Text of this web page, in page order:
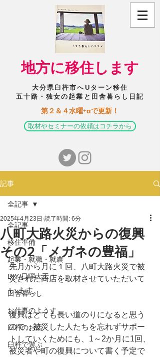
​地方に移住します
大分県臼杵市へUターン移住
五十路・独女の起業と田舎暮らし日記
​第２＆４水曜+αで更新！
取材やセミナーの依頼はコチラから
記事
全記事
移住準備
起業・就職・就農
DIY/日曜大工
田舎暮らし
お仕事のようす
臼杵のお店
臼杵で遊ぶ
全記事
八町大路火災からの復興
その2「メガネの豊福」
2025年4月23日 読了時間: 6分
先月から月に１回、八町大路火災で被
災された商店を取材させていただいて
います。
復興はとても長い道のりになると思う
ので、被災した人たちを忘れずサポー
トしていくためにも、1～2か月に1回、
被災者や町の復興について書く予定で